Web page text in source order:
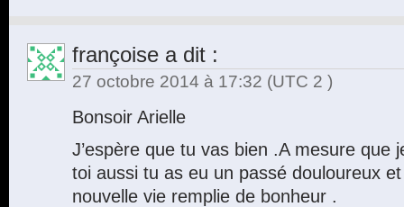
françoise a dit :
27 octobre 2014 à 17:32 (UTC 2 )
Bonsoir Arielle
J’espère que tu vas bien .A mesure que
toi aussi tu as eu un passé douloureux
nouvelle vie remplie de bonheur .